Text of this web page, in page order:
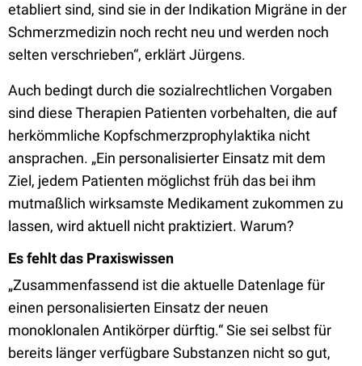
etabliert sind, sind sie in der Indikation Migräne in der
Schmerzmedizin noch recht neu und werden noch
selten verschrieben“, erklärt Jürgens.
Auch bedingt durch die sozialrechtlichen Vorgaben
sind diese Therapien Patienten vorbehalten, die auf
herkömmliche Kopfschmerzprophylaktika nicht
ansprachen. „Ein personalisierter Einsatz mit dem
Ziel, jedem Patienten möglichst früh das bei ihm
mutmaßlich wirksamste Medikament zukommen zu
lassen, wird aktuell nicht praktiziert. Warum?
Es fehlt das Praxiswissen
„Zusammenfassend ist die aktuelle Datenlage für
einen personalisierten Einsatz der neuen
monoklonalen Antikörper dürftig.“ Sie sei selbst für
bereits länger verfügbare Substanzen nicht so gut,